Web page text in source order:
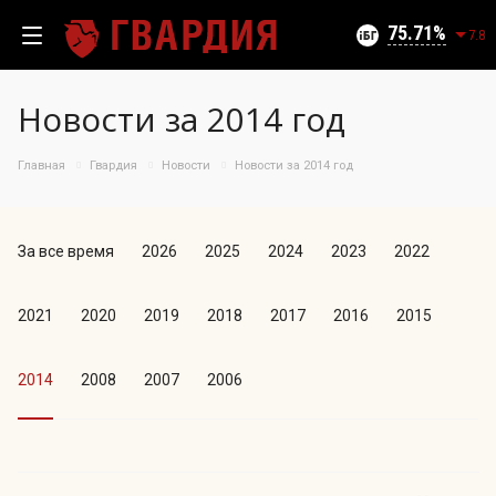
75.71 7.8
55
75
85
100
Новости за 2014 год
Главная Гвардия Новости Новости за 2014 год
За все время 2026 2025 2024 2023 2022
2021 2020 2019 2018 2017 2016 2015
2014 2008 2007 2006